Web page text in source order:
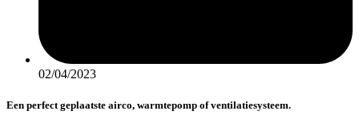
02/04/2023
Een perfect geplaatste airco, warmtepomp of ventilatiesysteem.